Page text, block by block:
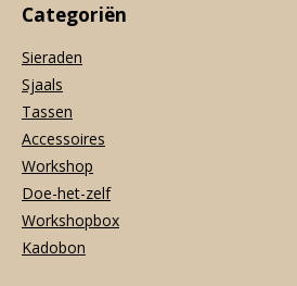
Categoriën
Sieraden
Sjaals
Tassen
Accessoires
Workshop
Doe-het-zelf
Workshopbox
Kadobon